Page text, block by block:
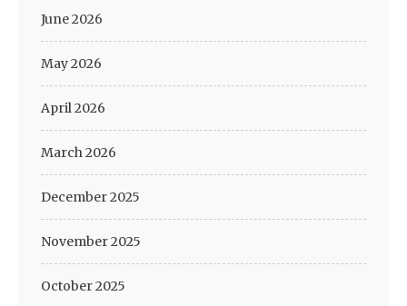
June 2026
May 2026
April 2026
March 2026
December 2025
November 2025
October 2025